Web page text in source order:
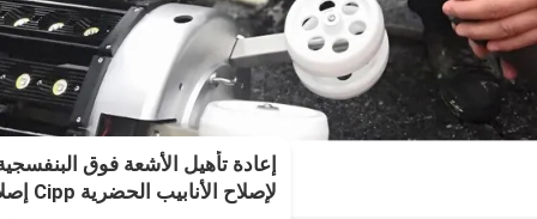
لإصلاح الأنابيب الحضرية Cipp إصلاح الأنابيب